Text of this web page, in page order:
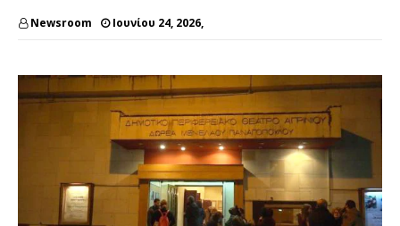
Newsroom Ιουνίου 24, 2026,